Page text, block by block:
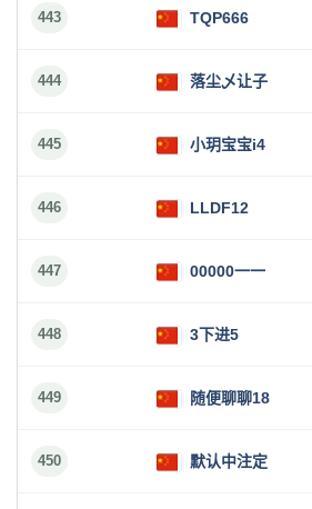
443 TQP666
444 落尘乄让子
445 小玥宝宝i4
446 LLDF12
447 00000一一
448 3下进5
449 随便聊聊18
450 默认中注定